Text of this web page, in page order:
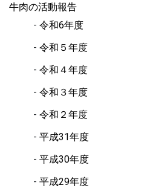
牛肉の活動報告
令和6年度
令和５年度
令和４年度
令和３年度
令和２年度
平成31年度
平成30年度
平成29年度